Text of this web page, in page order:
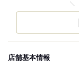
店舗基本情報